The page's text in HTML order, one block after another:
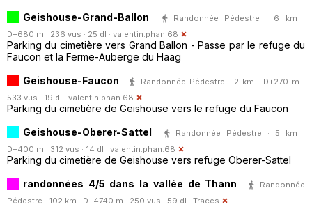
Geishouse-Grand-Ballon
Randonnée Pédestre · 6 km ·
D+680 m · 236 vus · 25 dl · valentin.phan.68
Parking du cimetière vers Grand Ballon - Passe par le refuge du
Faucon et la Ferme-Auberge du Haag
Geishouse-Faucon
Randonnée Pédestre · 2 km · D+270 m ·
533 vus · 19 dl · valentin.phan.68
Parking du cimetière de Geishouse vers le refuge du Faucon
Geishouse-Oberer-Sattel
Randonnée Pédestre · 5 km ·
D+400 m · 312 vus · 14 dl · valentin.phan.68
Parking du cimetière de Geishouse vers refuge Oberer-Sattel
randonnées 4/5 dans la vallée de Thann
Randonnée
Pédestre · 102 km · D+4740 m · 250 vus · 59 dl · Traces